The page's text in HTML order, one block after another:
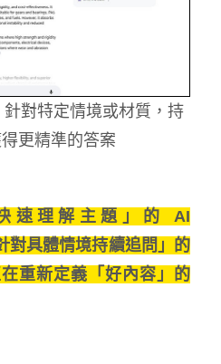
針對特定情境或材質，持
更精準的答案
速理解主題」的 AI
對具體情境持續追問」的
重新定義「好內容」的